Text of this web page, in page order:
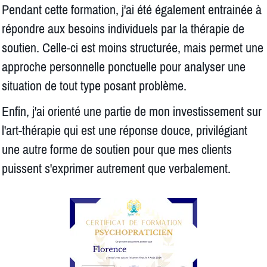
Pendant cette formation, j'ai été également entrainée à
répondre aux besoins individuels par la thérapie de
soutien. Celle-ci est moins structurée, mais permet une
approche personnelle ponctuelle pour analyser une
situation de tout type posant problème.
Enfin, j'ai orienté une partie de mon investissement sur
l'art-thérapie qui est une réponse douce, privilégiant
une autre forme de soutien pour que mes clients
puissent s'exprimer autrement que verbalement.